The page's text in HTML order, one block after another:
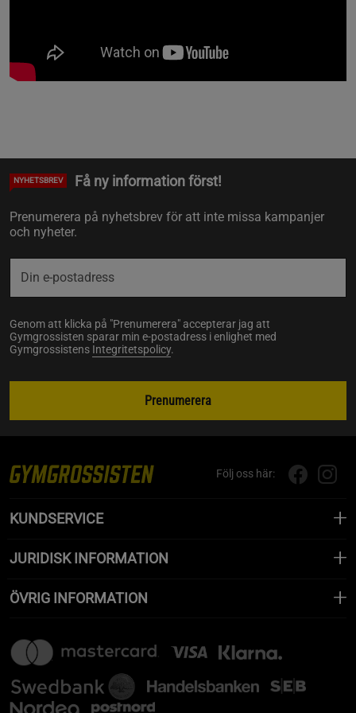
NYHETSBREV Få ny information först!
Prenumerera på nyhetsbrev för att inte missa kampanjer
och nyheter.
Genom att klicka på "Prenumerera" accepterar jag att
Gymgrossisten sparar min e-postadress i enlighet med
Gymgrossistens Integritetspolicy.
Prenumerera
Följ oss här:
KUNDSERVICE
JURIDISK INFORMATION
ÖVRIG INFORMATION